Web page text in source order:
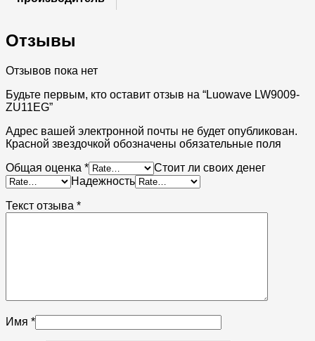
Отзывы
Отзывов пока нет
Будьте первым, кто оставит отзыв на “Luowave LW9009-
ZU11EG”
Адрес вашей электронной почты не будет опубликован.
Красной звездочкой обозначены обязательные поля
Общая оценка *
Стоит ли своих денег
Надежность
Текст отзыва *
Имя *